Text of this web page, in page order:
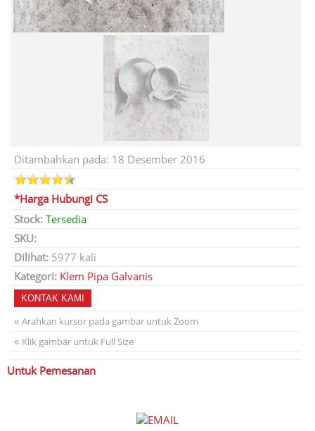
Ditambahkan pada: 18 Desember 2016
*Harga Hubungi CS
Stock: Tersedia
SKU:
Dilihat: 5977 kali
Kategori: Klem Pipa Galvanis
KONTAK KAMI
« Arahkan kursor pada gambar untuk Zoom
« Klik gambar untuk Full Size
Untuk Pemesanan